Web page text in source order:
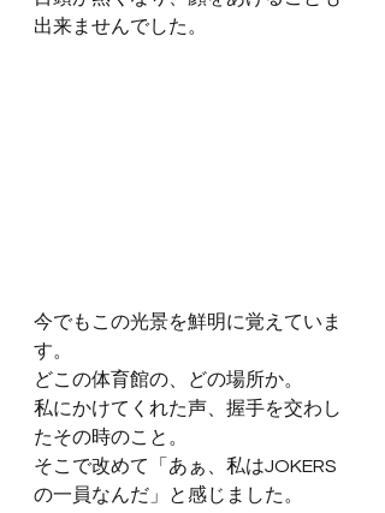
出来ませんでした。
今でもこの光景を鮮明に覚えていま
す。
どこの体育館の、どの場所か。
私にかけてくれた声、握手を交わし
たその時のこと。
そこで改めて「あぁ、私はJOKERS
の一員なんだ」と感じました。